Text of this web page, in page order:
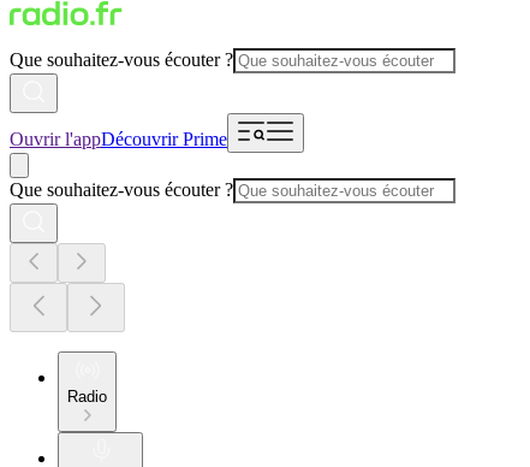
Que souhaitez-vous écouter ?
Ouvrir l'appDécouvrir Prime
Que souhaitez-vous écouter ?
Radio